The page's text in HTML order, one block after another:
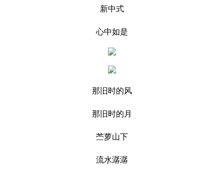
新中式
心中如是
那旧时的风
那旧时的月
苎萝山下
流水潺潺